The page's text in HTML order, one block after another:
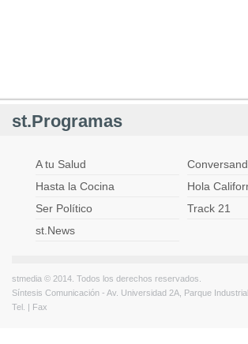
st.Programas
A tu Salud
Hasta la Cocina
Hola
Ser Político
Track 21
st.News
stmedia © 2014. Todos los derechos reservados.
Síntesis Comunicación - Av. Universidad 2A, Parque
Tel. | Fax